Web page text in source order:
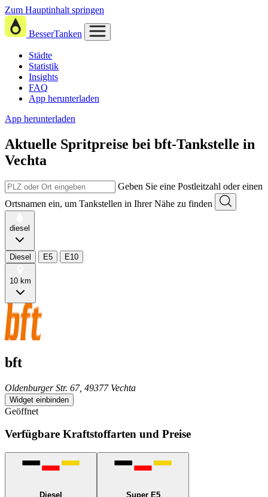
Zum Hauptinhalt springen
BesserTanken
Städte
Statistik
Insights
FAQ
App herunterladen
App herunterladen
Aktuelle Spritpreise bei bft-Tankstelle in
Vechta
Geben Sie eine Postleitzahl oder einen
Ortsnamen ein, um Tankstellen in Ihrer Nähe zu finden
diesel
Diesel E5 E10
10 km
bft
Oldenburger Str. 67, 49377 Vechta
Widget einbinden
Geöffnet
Verfügbare Kraftstoffarten und Preise
Diesel Super E5